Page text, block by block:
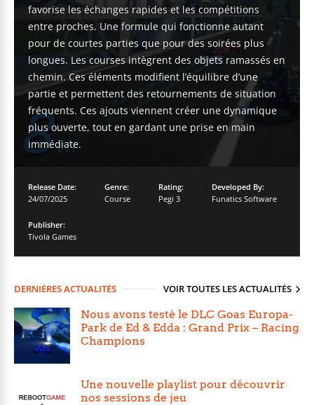
favorise les échanges rapides et les compétitions
entre proches. Une formule qui fonctionne autant
pour de courtes parties que pour des soirées plus
longues. Les courses intègrent des objets ramassés en
chemin. Ces éléments modifient l’équilibre d’une
partie et permettent des retournements de situation
fréquents. Ces ajouts viennent créer une dynamique
plus ouverte, tout en gardant une prise en main
immédiate.
Release Date:
24/07/2025
Genre:
Course
Rating:
Pegi 3
Developed By:
Funatics Software
Publisher:
Tivola Games
DERNIÈRES ACTUALITÉS VOIR TOUTES LES ACTUALITÉS
Nous avons testé le DLC Goas Europa-
Park de Ed & Edda : Grand Prix – Racing
Champions
Une nouvelle playlist pour découvrir
nos sessions de jeu